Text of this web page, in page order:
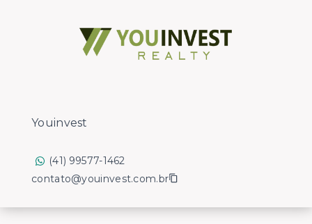
Youinvest
(41) 99577-1462
contato@youinvest.com.br